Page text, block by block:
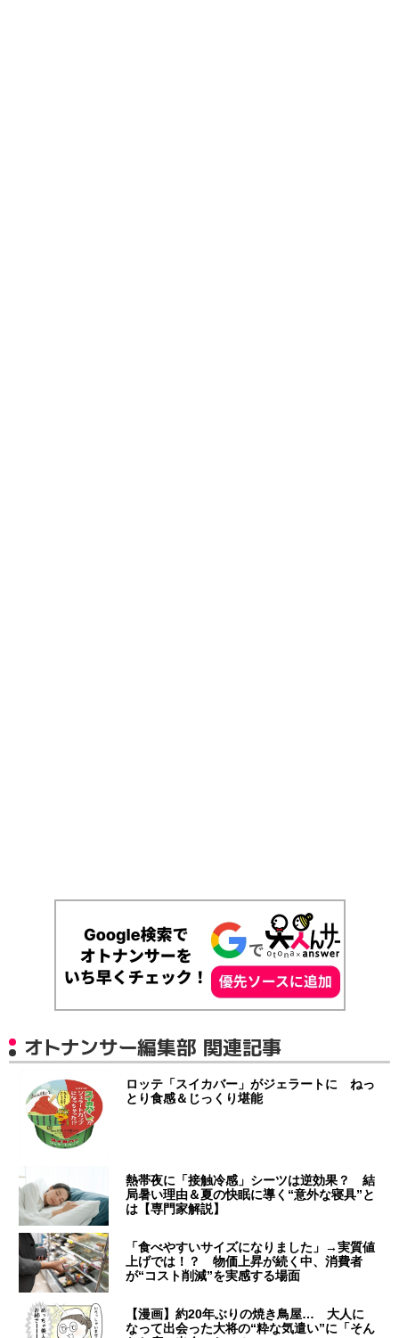
オトナンサー編集部 関連記事
ロッテ「スイカバー」がジェラートに ねっ
とり食感＆じっくり堪能
熱帯夜に「接触冷感」シーツは逆効果？ 結
局暑い理由＆夏の快眠に導く“意外な寝具”と
は【専門家解説】
「食べやすいサイズになりました」→実質値
上げでは！？ 物価上昇が続く中、消費者
が“コスト削減”を実感する場面
【漫画】約20年ぶりの焼き鳥屋… 大人に
なって出会った大将の“粋な気遣い”に「そん